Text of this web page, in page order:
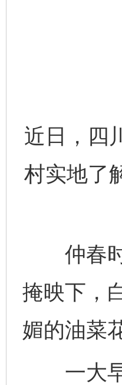
近日，四
村实地了
仲春时
掩映下，
媚的油菜
一大早